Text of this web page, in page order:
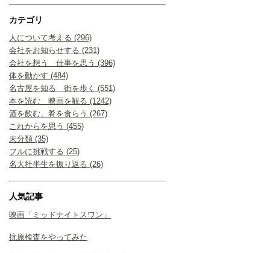
カテゴリ
人について考える (296)
会社をお知らせする (231)
会社を想う 仕事を思う (396)
体を動かす (484)
名古屋を知る 街を歩く (551)
本を読む 映画を観る (1242)
酒を飲む、肴を食らう (267)
これからを思う (455)
未分類 (35)
フルに挑戦する (25)
名大社半生を振り返る (26)
人気記事
映画「ミッドナイトスワン」
抗原検査をやってみた